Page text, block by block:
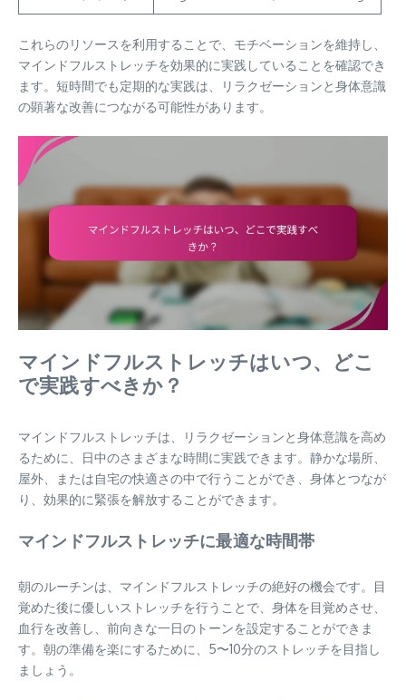
これらのリソースを利用することで、モチベーションを維持し、
マインドフルストレッチを効果的に実践していることを確認でき
ます。短時間でも定期的な実践は、リラクゼーションと身体意識
の顕著な改善につながる可能性があります。
マインドフルストレッチはいつ、どこ
で実践すべきか？
マインドフルストレッチは、リラクゼーションと身体意識を高め
るために、日中のさまざまな時間に実践できます。静かな場所、
屋外、または自宅の快適さの中で行うことができ、身体とつなが
り、効果的に緊張を解放することができます。
マインドフルストレッチに最適な時間帯
朝のルーチンは、マインドフルストレッチの絶好の機会です。目
覚めた後に優しいストレッチを行うことで、身体を目覚めさせ、
血行を改善し、前向きな一日のトーンを設定することができま
す。朝の準備を楽にするために、5〜10分のストレッチを目指し
ましょう。